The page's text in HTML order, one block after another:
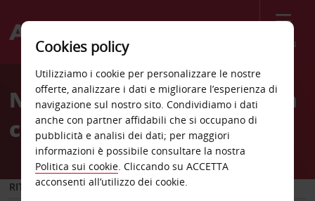
Menù
Welcome
AvisNoleggio auto Alessandria
città
RITIRO DA
Cookies policy
Utilizziamo i cookie per personalizzare le nostre
offerte, analizzare i dati e migliorare l’esperienza di
navigazione sul nostro sito. Condividiamo i dati
anche con partner affidabili che si occupano di
pubblicità e analisi dei dati; per maggiori
informazioni è possibile consultare la nostra
Politica sui cookie. Cliccando su ACCETTA
acconsenti all’utilizzo dei cookie.